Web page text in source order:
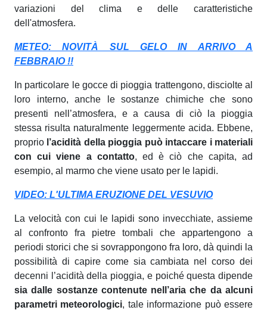
variazioni del clima e delle caratteristiche
dell'atmosfera.
METEO: NOVITÀ SUL GELO IN ARRIVO A
FEBBRAIO !!
In particolare le gocce di pioggia trattengono, disciolte al
loro interno, anche le sostanze chimiche che sono
presenti nell’atmosfera, e a causa di ciò la pioggia
stessa risulta naturalmente leggermente acida. Ebbene,
proprio l’acidità della pioggia può intaccare i materiali
con cui viene a contatto, ed è ciò che capita, ad
esempio, al marmo che viene usato per le lapidi.
VIDEO: L'ULTIMA ERUZIONE DEL VESUVIO
La velocità con cui le lapidi sono invecchiate, assieme
al confronto fra pietre tombali che appartengono a
periodi storici che si sovrappongono fra loro, dà quindi la
possibilità di capire come sia cambiata nel corso dei
decenni l’acidità della pioggia, e poiché questa dipende
sia dalle sostanze contenute nell’aria che da alcuni
parametri meteorologici, tale informazione può essere